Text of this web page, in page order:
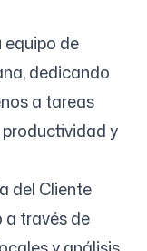
equipo de
dedicando
a tareas
y
del Cliente
a través de